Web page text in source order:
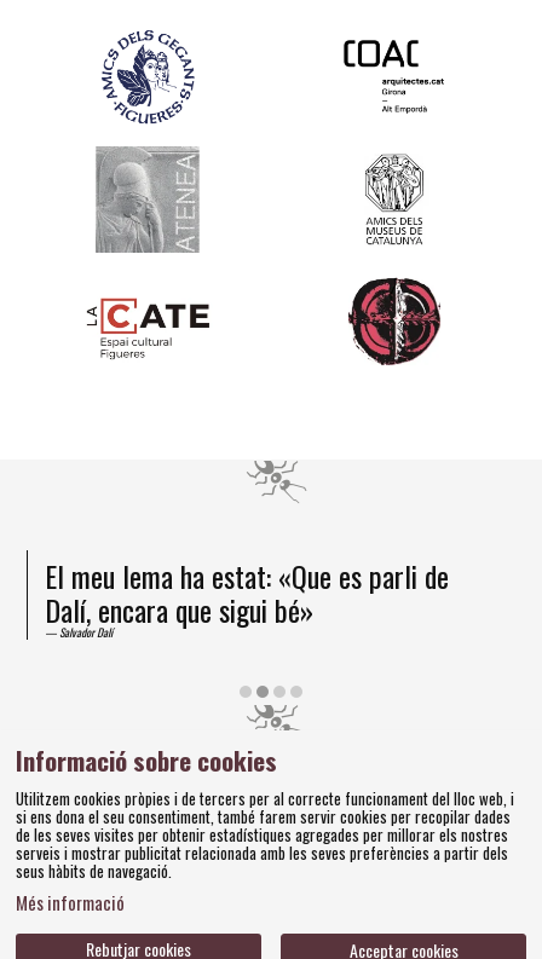
El meu lema ha estat: «Que es parli de
Dalí, encara que sigui bé»
Salvador Dalí
Figueres
Tel. 972 677 520 |amics@fundaciodali.org
Sitemap | Avís Legal
Contacteu | Bases concursos
Informació sobre cookies
Utilitzem cookies pròpies i de tercers per al correcte funcionament del lloc web, i
si ens dona el seu consentiment, també farem servir cookies per recopilar dades
de les seves visites per obtenir estadístiques agregades per millorar els nostres
serveis i mostrar publicitat relacionada amb les seves preferències a partir dels
seus hàbits de navegació.
Més informació
Acceptar cookies
Rebutjar cookies